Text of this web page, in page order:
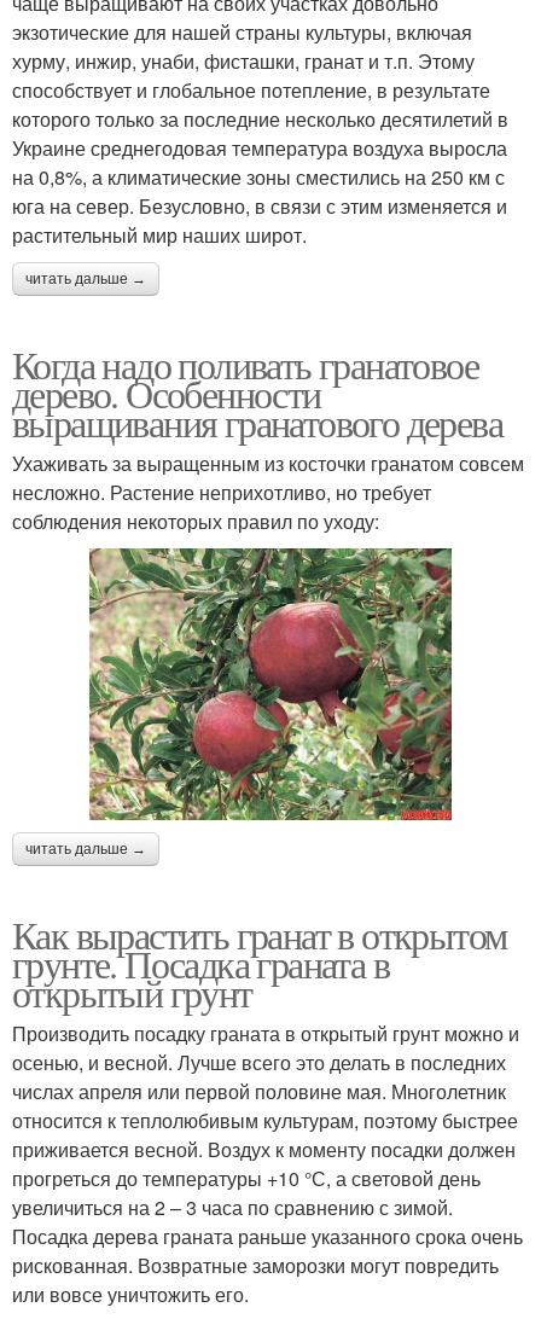
экзотические для нашей страны культуры, включая
хурму, инжир, унаби, фисташки, гранат и т.п. Этому
способствует и глобальное потепление, в результате
которого только за последние несколько десятилетий в
Украине среднегодовая температура воздуха выросла
на 0,8%, а климатические зоны сместились на 250 км с
юга на север. Безусловно, в связи с этим изменяется и
растительный мир наших широт.
читать дальше →
Когда надо поливать гранатовое
дерево. Особенности
выращивания гранатового дерева
Ухаживать за выращенным из косточки гранатом совсем
несложно. Растение неприхотливо, но требует
соблюдения некоторых правил по уходу:
читать дальше →
Как вырастить гранат в открытом
грунте. Посадка граната в
открытый грунт
Производить посадку граната в открытый грунт можно и
осенью, и весной. Лучше всего это делать в последних
числах апреля или первой половине мая. Многолетник
относится к теплолюбивым культурам, поэтому быстрее
приживается весной. Воздух к моменту посадки должен
прогреться до температуры +10 °С, а световой день
увеличиться на 2 – 3 часа по сравнению с зимой.
Посадка дерева граната раньше указанного срока очень
рискованная. Возвратные заморозки могут повредить
или вовсе уничтожить его.